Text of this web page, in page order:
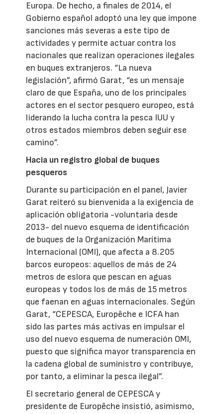
Europa. De hecho, a finales de 2014, el
Gobierno español adoptó una ley que impone
sanciones más severas a este tipo de
actividades y permite actuar contra los
nacionales que realizan operaciones ilegales
en buques extranjeros. “La nueva
legislación”, afirmó Garat, “es un mensaje
claro de que España, uno de los principales
actores en el sector pesquero europeo, está
liderando la lucha contra la pesca IUU y
otros estados miembros deben seguir ese
camino”.
Hacia un registro global de buques
pesqueros
Durante su participación en el panel, Javier
Garat reiteró su bienvenida a la exigencia de
aplicación obligatoria -voluntaria desde
2013- del nuevo esquema de identificación
de buques de la Organización Marítima
Internacional (OMI), que afecta a 8.205
barcos europeos: aquellos de más de 24
metros de eslora que pescan en aguas
europeas y todos los de más de 15 metros
que faenan en aguas internacionales. Según
Garat, “CEPESCA, Europêche e ICFA han
sido las partes más activas en impulsar el
uso del nuevo esquema de numeración OMI,
puesto que significa mayor transparencia en
la cadena global de suministro y contribuye,
por tanto, a eliminar la pesca ilegal”.
El secretario general de CEPESCA y
presidente de Europêche insistió, asimismo,